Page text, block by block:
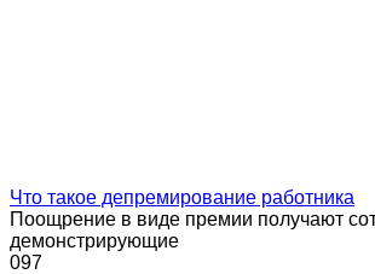
Что такое депремирование работника
Поощрение в виде премии получают
демонстрирующие
097